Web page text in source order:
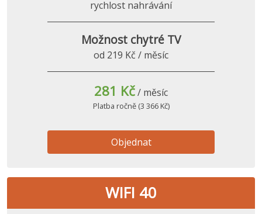
rychlost nahrávání
Možnost chytré TV
od 219 Kč / měsíc
281 Kč/ měsíc
Platba ročně (3 366 Kč)
Objednat
WIFI 40